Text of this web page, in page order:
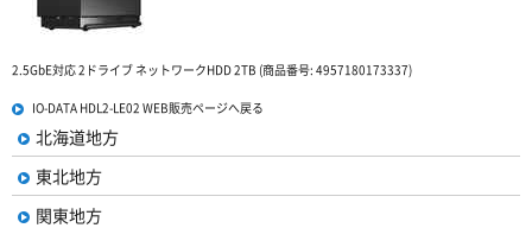
2.5GbE対応 2ドライブ ネットワークHDD 2TB (商品番号: 4957180173337)
IO-DATA HDL2-LE02 WEB販売ページへ戻る
北海道地方
東北地方
関東地方